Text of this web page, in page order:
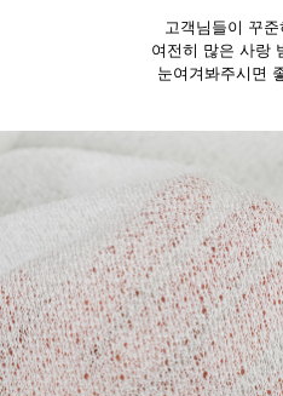
고객님들이 꾸
여전히 많은 사랑
눈여겨봐주시면